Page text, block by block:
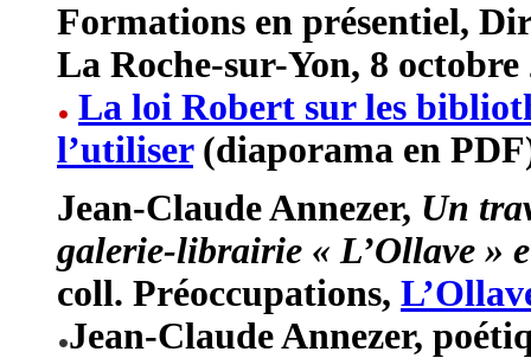
Formations en présentiel,
La Roche-sur-Yon, 8 octobre
La loi Robert sur les
l’utiliser(diaporama en
Jean-Claude Annezer, Un
galerie-librairie « L’Ollave »
coll. Préoccupations,
Jean-Claude Annezer,